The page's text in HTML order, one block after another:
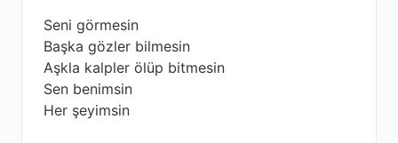
Seni görmesin
Başka gözler bilmesin
Aşkla kalpler ölüp bitmesin
Sen benimsin
Her şeyimsin